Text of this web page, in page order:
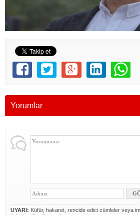
Yorumlar
UYARI: Küfür, hakaret, rencide edici cümleler veya